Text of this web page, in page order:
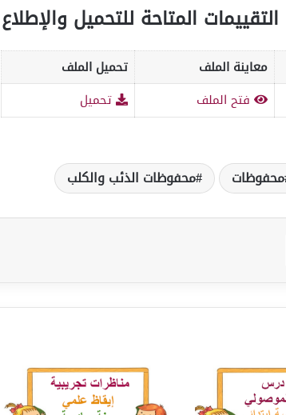
المتاحة للتحميل والإطلاع
معاينة الملف
تحميل الملف
فتح الملف تحميل
محفوظات محفوظات الذئب والكلب